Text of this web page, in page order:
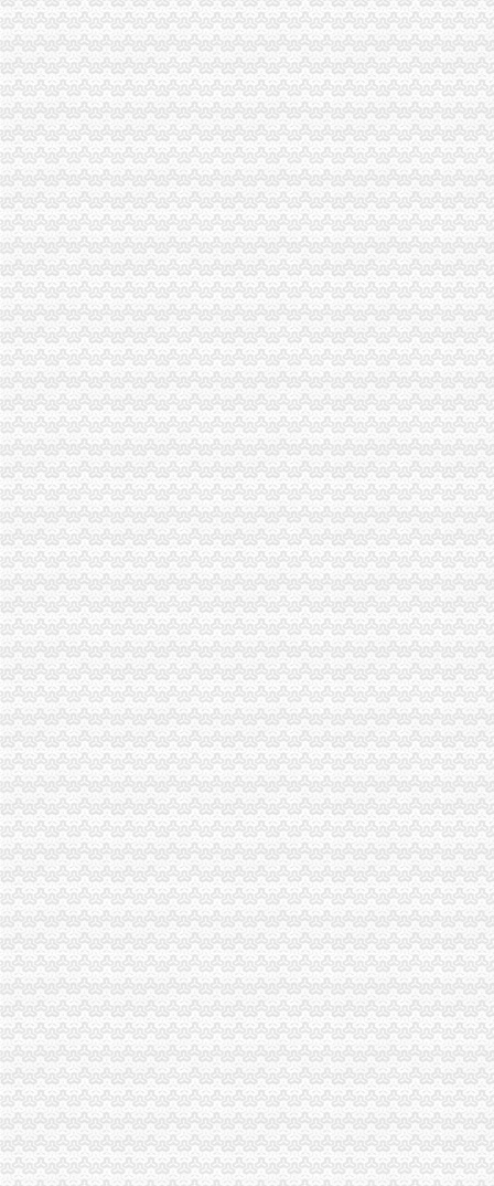
成都办理糕店营业执照找哪家-成都武侯机投镇资质认证-今天信息-分
这座城开公司办执照只需1小时还发1亿元资助_手机新浪网
外卖现代办入驻：无需营业执照花钱就能网上开店_中国江苏网
中关村示范区零售电商市内经营可不办执照-国内-新京报网
三合一营业执照日发放917份新执照办理只需1到3天_荆楚网
杨公桥办执照
【重庆沙坪坝急招出租车司机_工资4800以后招聘信息】-重庆百姓网
重庆新房_重庆买房_重庆购房-重庆搜狐焦点网
重庆市办公家具8|办公家具8供应商|供应办公家具8_一呼百应网
东莞市樟木头办房地产有限公司注册办营业执照-广东东莞工商信息
【开封二手3G网卡-开封上网卡转让信息】-开封赶集网
西永办执照
重庆模式真相--焦点信息网
深交所上市公司公告信息（）-搜狐财经
重庆水务融资融券-融资融券-重庆水务融资余额
《福居地产》祖光小区简单装修有房本能楼层好可,祖光
中国福建-XMZB-SG晋江檀林110kV变电站等二项工程施工招标
新桥办执照
中国常州高新区-关于新桥镇开展无证培训机构及非法幼托整工作的
【58同城】新桥装修设计公司_新桥家装设计_新桥室内设计师
【重庆新桥公司资质认证|企业资质认证|企业认证网】-重庆赶集网
深圳市手机外壳印机|手机外壳印机供应商|供应江苏手机外壳UV
2017年生产技改-110kV新桥变电站110kV1号主变更换改造10kV开关柜
童家桥办执照
青岛到宜城货运专线直达物流公司'-北京市汽车运输--中
【多图】《**》满五唯一,*楼层,*,价比高！,管弄路251弄二手
重庆货运司机：厂区直招货运司机包吃住[代招]-重庆爱问分类
重庆厂房出租-重庆厂房网-重庆招商网
【萍乡二手宗申转让/交易市场】-萍乡赶集网
双碑办执照
万事通_新浪新闻
夏俊峰案二审辩护词_天朝司法是抑扬善还是其道而行之？-广州搜
绵“野”培训象多“名师”授课是谎言（图）_大成网_腾讯网
让我们划起双桨“艇”入嘉陵江-重庆社区
重庆沙坪坝门户网
三峡广场办执照
看脸的时代却丑在证件照上看别人家的摄影师怎么破四川新闻网-主流
【图】重庆沙坪坝三峡广场代办营业执照公司_重庆工商注册_重庆列表
重庆爱德华院_互动百科
重庆公司注册工商注册营业执照代办代理记帐重庆工商代办
上海五室中等装修酒店公寓|上海五室中等装修酒店公寓信息-上海酷易搜
青木关办执照
wyk/MailingLists
第03章_大薮春彦《叛逆者》
钟表馆幽灵-和谐惊悚剧-大众点评社区
街道办书记效能建设先进事迹.doc_淘豆网
[关联交易]佛塑科技：非公开发行股份购买资产暨关联交易报告书（修
井口办执照
关于发动和支持群众办小煤矿若干问题的规定
联合建筑、生活污水处理站、提升机房、井口房五项劳务分包工程招
河北省煤炭行业关闭非法和布局不合理煤矿工作实施方案